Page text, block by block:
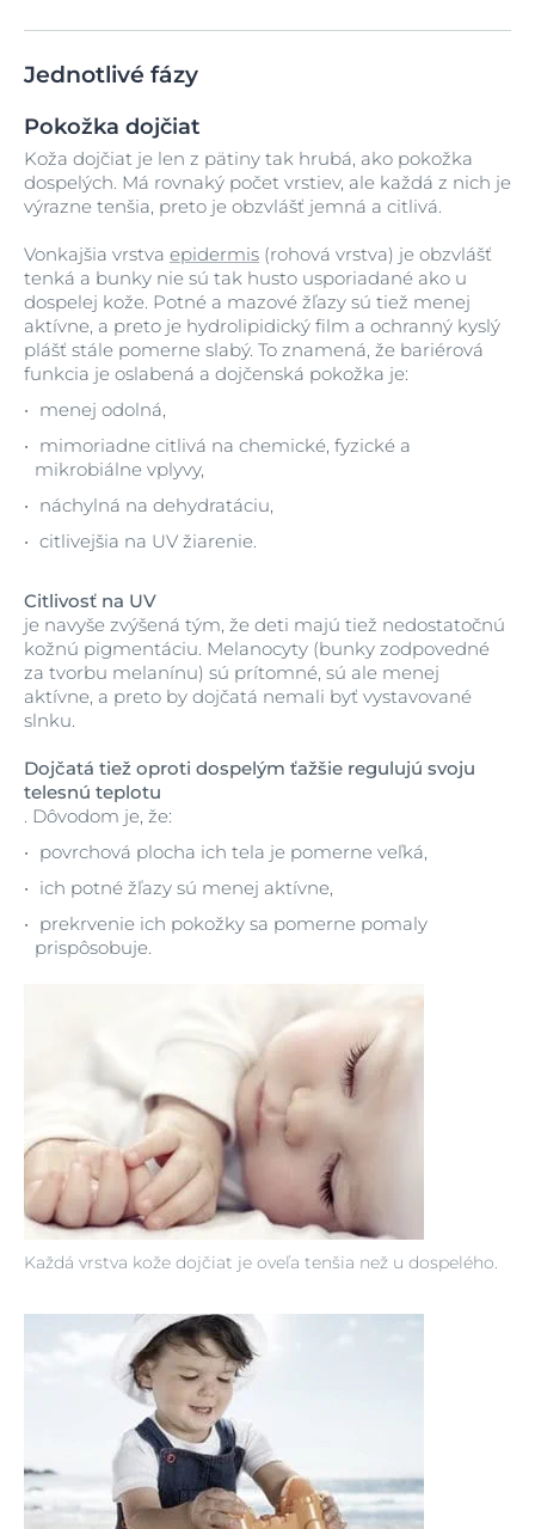
Jednotlivé fázy
Pokožka dojčiat
Koža dojčiat je len z pätiny tak hrubá, ako pokožka
dospelých. Má rovnaký počet vrstiev, ale každá z nich je
výrazne tenšia, preto je obzvlášť jemná a citlivá.
Každá vrstva kože dojčiat je oveľa tenšia než u dospelého.
Vonkajšia vrstva epidermis (rohová vrstva) je obzvlášť
tenká a bunky nie sú tak husto usporiadané ako u
dospelej kože. Potné a mazové žľazy sú tiež menej
aktívne, a preto je hydrolipidický film a ochranný kyslý
plášť stále pomerne slabý. To znamená, že bariérová
funkcia je oslabená a dojčenská pokožka je:
menej odolná,
mimoriadne citlivá na chemické, fyzické a
mikrobiálne vplyvy,
náchylná na dehydratáciu,
citlivejšia na UV žiarenie.
Citlivosť na UV
je navyše zvýšená tým, že deti majú tiež nedostatočnú
kožnú pigmentáciu. Melanocyty (bunky zodpovedné
za tvorbu melanínu) sú prítomné, sú ale menej
aktívne, a preto by dojčatá nemali byť vystavované
slnku.
Dojčatá tiež oproti dospelým ťažšie regulujú svoju
telesnú teplotu
. Dôvodom je, že:
povrchová plocha ich tela je pomerne veľká,
ich potné žľazy sú menej aktívne,
prekrvenie ich pokožky sa pomerne pomaly
prispôsobuje.